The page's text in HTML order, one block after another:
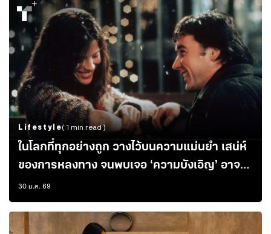
Lifestyle( 1 min read )
ในโลกที่ทุกอย่างถูก วางไว้บนความแม่นยำ เสน่ห์
ของการหลงทาง จนพบเจอ ‘ความบังเอิญ’ อาจจะ
ค่อยๆ เลือนหายไป
30 ม.ค. 69